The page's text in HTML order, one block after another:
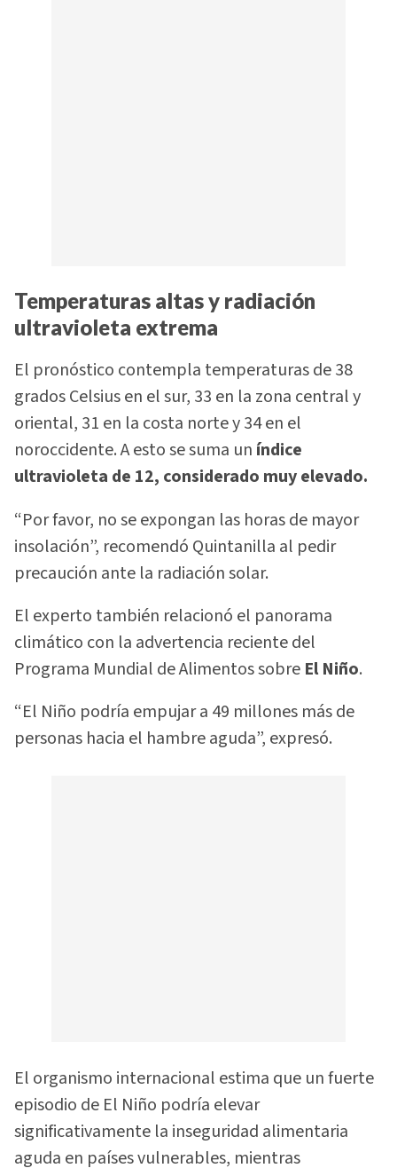
Temperaturas altas y radiación
ultravioleta extrema
El pronóstico contempla temperaturas de 38
grados Celsius en el sur, 33 en la zona central y
oriental, 31 en la costa norte y 34 en el
noroccidente. A esto se suma un índice
ultravioleta de 12, considerado muy elevado.
“Por favor, no se expongan las horas de mayor
insolación”, recomendó Quintanilla al pedir
precaución ante la radiación solar.
El experto también relacionó el panorama
climático con la advertencia reciente del
Programa Mundial de Alimentos sobre El Niño.
“El Niño podría empujar a 49 millones más de
personas hacia el hambre aguda”, expresó.
El organismo internacional estima que un fuerte
episodio de El Niño podría elevar
significativamente la inseguridad alimentaria
aguda en países vulnerables, mientras